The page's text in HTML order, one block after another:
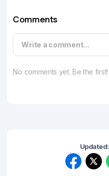
Comments
Write a comment...
No comments yet. Be the first!
Updated: